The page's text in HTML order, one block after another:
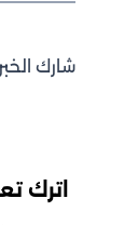
شارك
اترك